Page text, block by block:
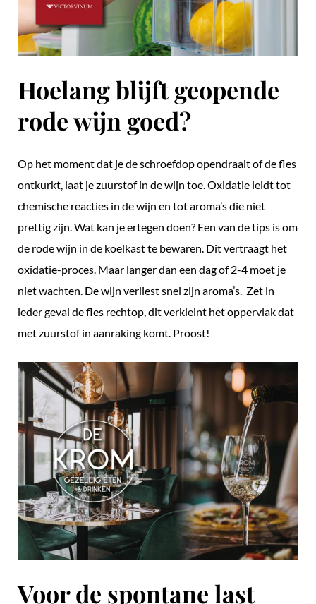
Hoelang blijft geopende
rode wijn goed?
Op het moment dat je de schroefdop opendraait of de fles
ontkurkt, laat je zuurstof in de wijn toe. Oxidatie leidt tot
chemische reacties in de wijn en tot aroma’s die niet
prettig zijn. Wat kan je ertegen doen? Een van de tips is om
de rode wijn in de koelkast te bewaren. Dit vertraagt het
oxidatie-proces. Maar langer dan een dag of 2-4 moet je
niet wachten. De wijn verliest snel zijn aroma’s. Zet in
ieder geval de fles rechtop, dit verkleint het oppervlak dat
met zuurstof in aanraking komt. Proost!
Voor de spontane last